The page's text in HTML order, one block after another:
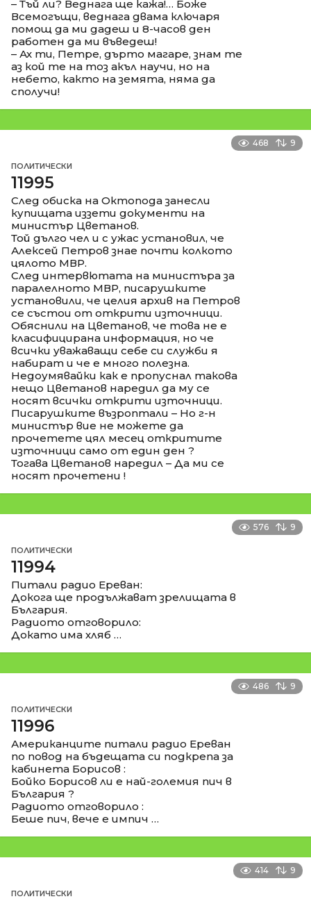
– Тъй ли? Веднага ще кажа!… Боже
Всемогъщи, веднага двама ключаря
помощ да ми дадеш и 8-часов ден
работен да ми въведеш!
– Ах ти, Петре, дърто магаре, знам те
аз кой те на тоз акъл научи, но на
небето, както на земята, няма да
сполучи!
468 9
ПОЛИТИЧЕСКИ
11995
След обиска на Октопода занесли
купищата иззети документи на
министър Цветанов.
Той дълго чел и с ужас установил, че
Алексей Петров знае почти колкото
цялото МВР.
След интервютата на министъра за
паралелното МВР, писарушките
установили, че целия архив на Петров
се състои от открити източници.
Обяснили на Цветанов, че това не е
класифицирана информация, но че
всички уважаващи себе си служби я
набират и че е много полезна.
Недоумявайки как е пропуснал такова
нещо Цветанов наредил да му се
носят всички открити източници.
Писарушките възроптали – Но г-н
министър вие не можете да
прочетете цял месец откритите
източници само от един ден ?
Тогава Цветанов наредил – Да ми се
носят прочетени !
576 9
ПОЛИТИЧЕСКИ
11994
Питали радио Ереван:
Докога ще продължават зрелищата в
България.
Радиото отговорило:
Докато има хляб …
486 9
ПОЛИТИЧЕСКИ
11996
Американците питали радио Ереван
по повод на бъдещата си подкрепа за
кабинета Борисов :
Бойко Борисов ли е най-големия пич в
България ?
Радиото отговорило :
Беше пич, вече е импич …
414 9
ПОЛИТИЧЕСКИ